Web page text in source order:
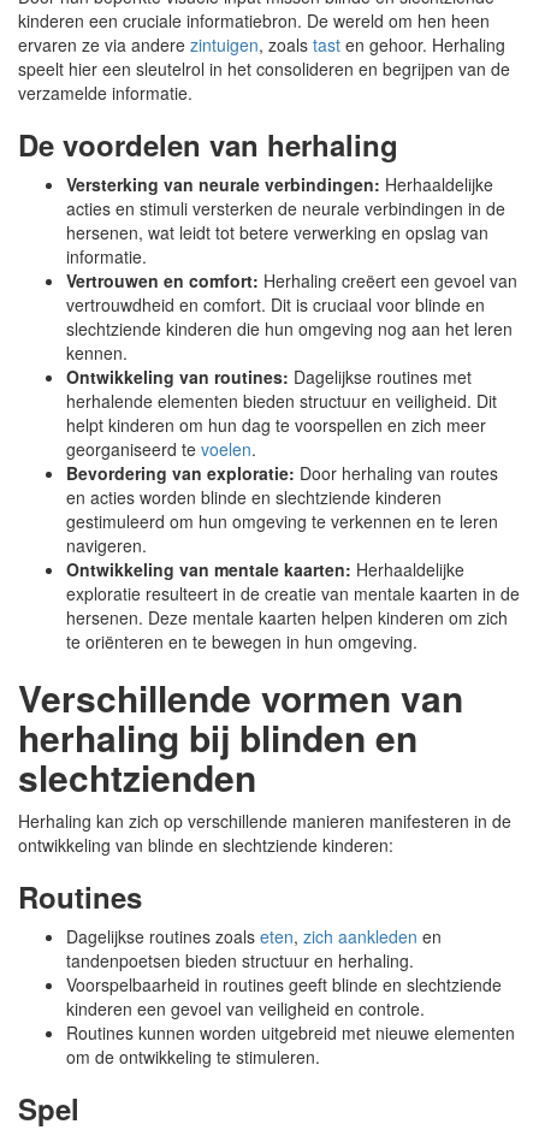
kinderen een cruciale informatiebron. De wereld om hen heen
ervaren ze via andere zintuigen, zoals tast en gehoor. Herhaling
speelt hier een sleutelrol in het consolideren en begrijpen van de
verzamelde informatie.
De voordelen van herhaling
Versterking van neurale verbindingen: Herhaaldelijke
acties en stimuli versterken de neurale verbindingen in de
hersenen, wat leidt tot betere verwerking en opslag van
informatie.
Vertrouwen en comfort: Herhaling creëert een gevoel van
vertrouwdheid en comfort. Dit is cruciaal voor blinde en
slechtziende kinderen die hun omgeving nog aan het leren
kennen.
Ontwikkeling van routines: Dagelijkse routines met
herhalende elementen bieden structuur en veiligheid. Dit
helpt kinderen om hun dag te voorspellen en zich meer
georganiseerd te voelen.
Bevordering van exploratie: Door herhaling van routes
en acties worden blinde en slechtziende kinderen
gestimuleerd om hun omgeving te verkennen en te leren
navigeren.
Ontwikkeling van mentale kaarten: Herhaaldelijke
exploratie resulteert in de creatie van mentale kaarten in de
hersenen. Deze mentale kaarten helpen kinderen om zich
te oriënteren en te bewegen in hun omgeving.
Verschillende vormen van
herhaling bij blinden en
slechtzienden
Herhaling kan zich op verschillende manieren manifesteren in de
ontwikkeling van blinde en slechtziende kinderen:
Routines
Dagelijkse routines zoals eten, zich aankleden en
tandenpoetsen bieden structuur en herhaling.
Voorspelbaarheid in routines geeft blinde en slechtziende
kinderen een gevoel van veiligheid en controle.
Routines kunnen worden uitgebreid met nieuwe elementen
om de ontwikkeling te stimuleren.
Spel